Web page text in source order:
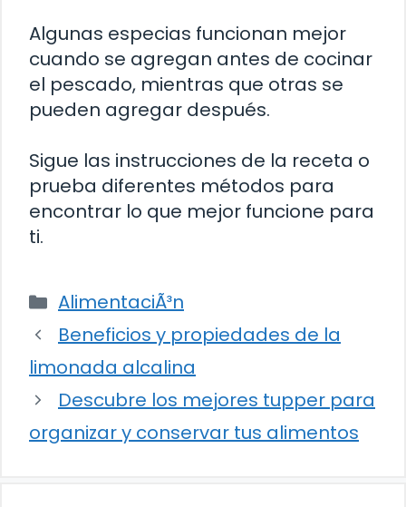
Algunas especias funcionan mejor
cuando se agregan antes de cocinar
el pescado, mientras que otras se
pueden agregar después.
Sigue las instrucciones de la receta o
prueba diferentes métodos para
encontrar lo que mejor funcione para
ti.
Categorías
AlimentaciÃ³n
Beneficios y propiedades de la
limonada alcalina
Descubre los mejores tupper para
organizar y conservar tus alimentos